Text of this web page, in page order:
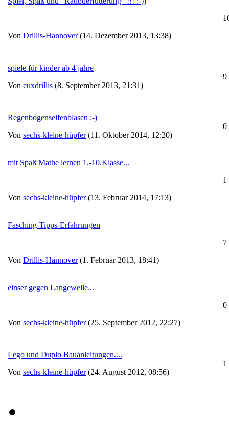
Von Drillis-Hannover(14. Dezember 2013, 13:38)
spiele für kinder ab 4 jahre
Von cuxdrillis (8. September 2013, 21:31)
9
Regenbogenseifenblasen :-)
Von sechs-kleine-hüpfer(11. Oktober 2014, 12:20)
0
mit Spaß Mathe lernen 1.-10.Klasse...
Von sechs-kleine-hüpfer(13. Februar 2014, 17:13)
1
Fasching-Tipps-Erfahrungen
Von Drillis-Hannover(1. Februar 2013, 18:41)
7
einser gegen Langeweile...
Von sechs-kleine-hüpfer(25. September 2012, 22:27)
0
Lego und Duplo Bauanleitungen....
Von sechs-kleine-hüpfer(24. August 2012, 08:56)
1